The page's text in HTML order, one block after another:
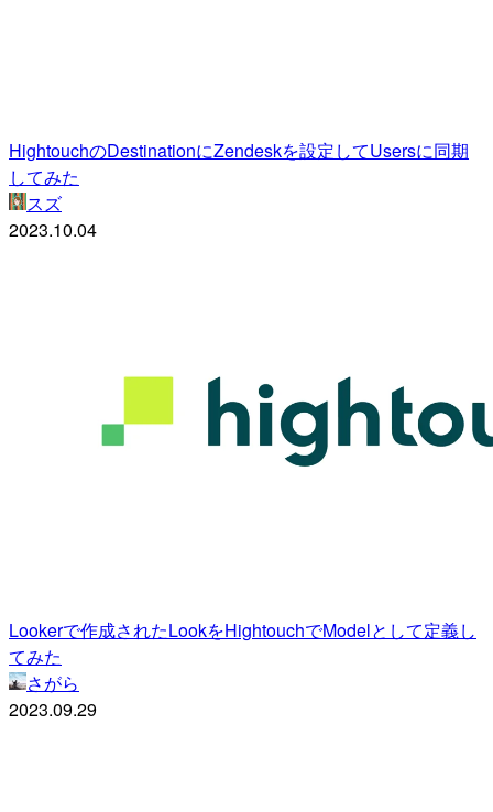
HightouchのDestinationにZendeskを設定してUsersに同期
してみた
スズ
2023.10.04
Lookerで作成されたLookをHightouchでModelとして定義し
てみた
さがら
2023.09.29